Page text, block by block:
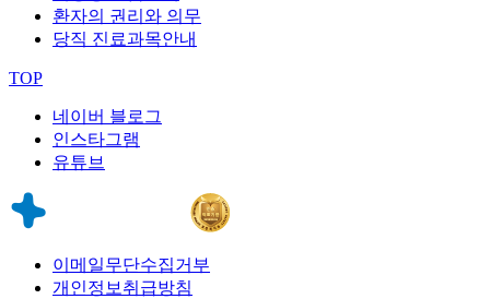
환자의 권리와 의무
당직 진료과목안내
TOP
네이버 블로그
인스타그램
유튜브
이메일무단수집거부
개인정보취급방침